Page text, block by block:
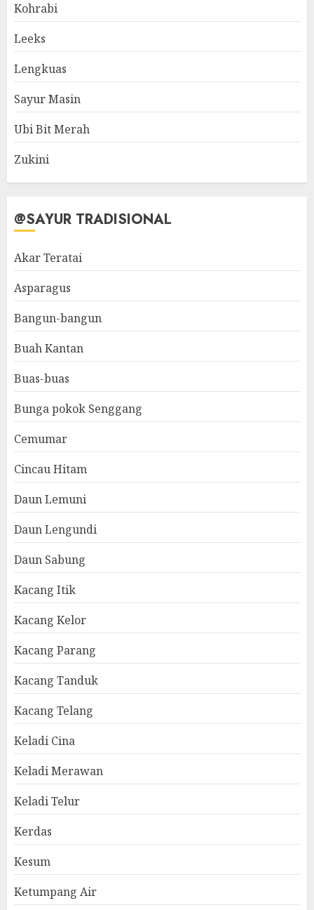
Kohrabi
Leeks
Lengkuas
Sayur Masin
Ubi Bit Merah
Zukini
@SAYUR TRADISIONAL
Akar Teratai
Asparagus
Bangun-bangun
Buah Kantan
Buas-buas
Bunga pokok Senggang
Cemumar
Cincau Hitam
Daun Lemuni
Daun Lengundi
Daun Sabung
Kacang Itik
Kacang Kelor
Kacang Parang
Kacang Tanduk
Kacang Telang
Keladi Cina
Keladi Merawan
Keladi Telur
Kerdas
Kesum
Ketumpang Air